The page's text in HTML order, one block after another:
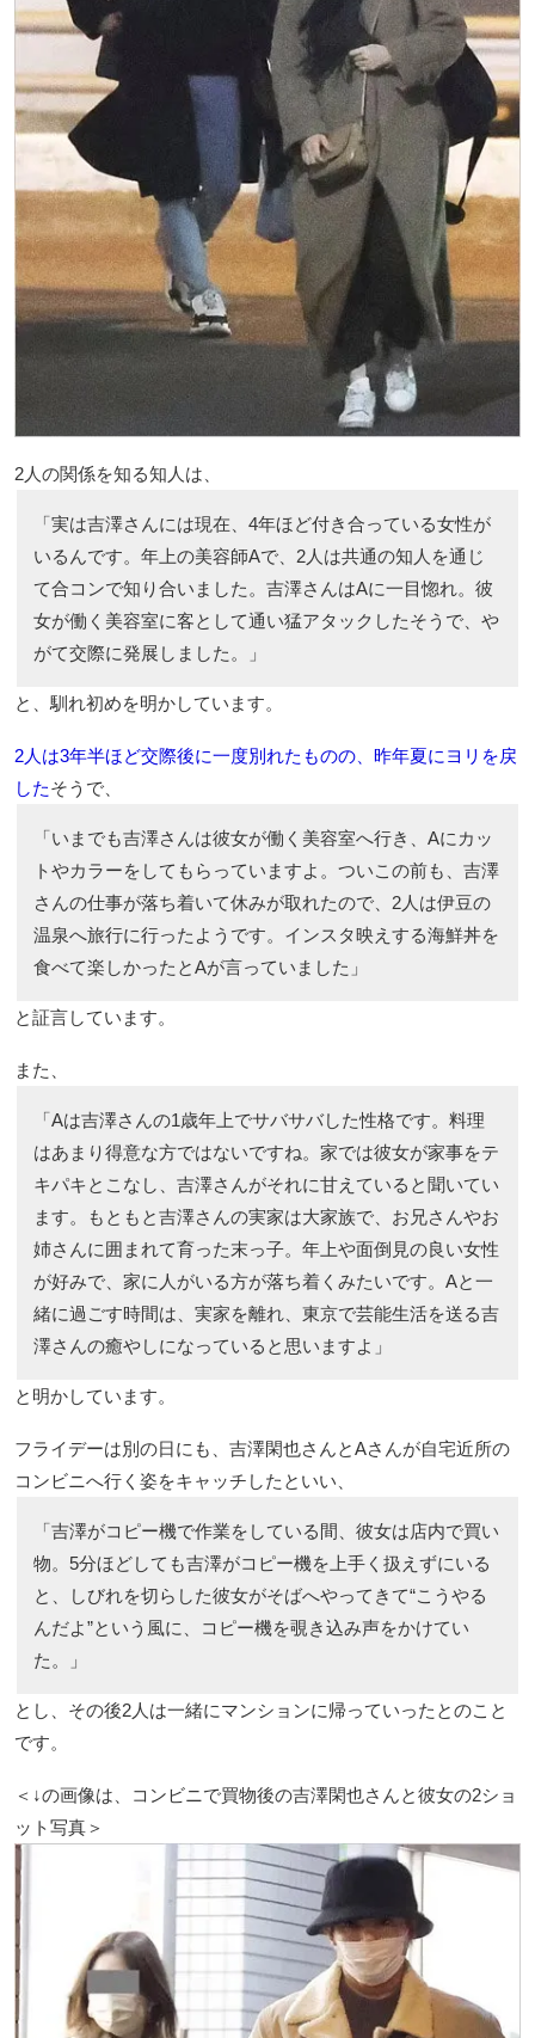
2人の関係を知る知人は、
「実は吉澤さんには現在、4年ほど付き合っている女性が
いるんです。年上の美容師Aで、2人は共通の知人を通じ
て合コンで知り合いました。吉澤さんはAに一目惚れ。彼
女が働く美容室に客として通い猛アタックしたそうで、や
がて交際に発展しました。」
と、馴れ初めを明かしています。
2人は3年半ほど交際後に一度別れたものの、昨年夏にヨリを戻
したそうで、
「いまでも吉澤さんは彼女が働く美容室へ行き、Aにカッ
トやカラーをしてもらっていますよ。ついこの前も、吉澤
さんの仕事が落ち着いて休みが取れたので、2人は伊豆の
温泉へ旅行に行ったようです。インスタ映えする海鮮丼を
食べて楽しかったとAが言っていました」
と証言しています。
また、
「Aは吉澤さんの1歳年上でサバサバした性格です。料理
はあまり得意な方ではないですね。家では彼女が家事をテ
キパキとこなし、吉澤さんがそれに甘えていると聞いてい
ます。もともと吉澤さんの実家は大家族で、お兄さんやお
姉さんに囲まれて育った末っ子。年上や面倒見の良い女性
が好みで、家に人がいる方が落ち着くみたいです。Aと一
緒に過ごす時間は、実家を離れ、東京で芸能生活を送る吉
澤さんの癒やしになっていると思いますよ」
と明かしています。
フライデーは別の日にも、吉澤閑也さんとAさんが自宅近所の
コンビニへ行く姿をキャッチしたといい、
「吉澤がコピー機で作業をしている間、彼女は店内で買い
物。5分ほどしても吉澤がコピー機を上手く扱えずにいる
と、しびれを切らした彼女がそばへやってきて“こうやる
んだよ”という風に、コピー機を覗き込み声をかけてい
た。」
とし、その後2人は一緒にマンションに帰っていったとのこと
です。
＜↓の画像は、コンビニで買物後の吉澤閑也さんと彼女の2ショ
ット写真＞